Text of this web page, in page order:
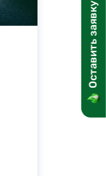
Оставить заявку